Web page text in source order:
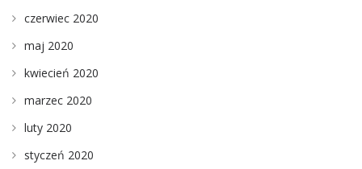
czerwiec 2020
maj 2020
kwiecień 2020
marzec 2020
luty 2020
styczeń 2020